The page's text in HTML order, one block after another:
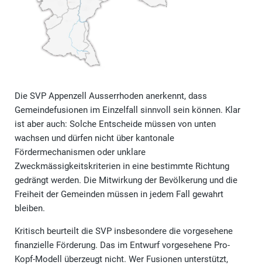
Die SVP Appenzell Ausserrhoden anerkennt, dass
Gemeindefusionen im Einzelfall sinnvoll sein können. Klar
ist aber auch: Solche Entscheide müssen von unten
wachsen und dürfen nicht über kantonale
Fördermechanismen oder unklare
Zweckmässigkeitskriterien in eine bestimmte Richtung
gedrängt werden. Die Mitwirkung der Bevölkerung und die
Freiheit der Gemeinden müssen in jedem Fall gewahrt
bleiben.
Kritisch beurteilt die SVP insbesondere die vorgesehene
finanzielle Förderung. Das im Entwurf vorgesehene Pro-
Kopf-Modell überzeugt nicht. Wer Fusionen unterstützt,